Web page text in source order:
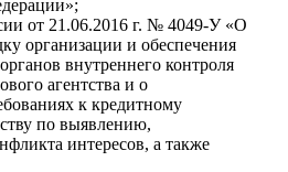
от 21.06.2016 г. № 4049-У «О
организации и обеспечения
внутреннего контроля
агентства и о
к кредитному
по выявлению,
интересов, а также